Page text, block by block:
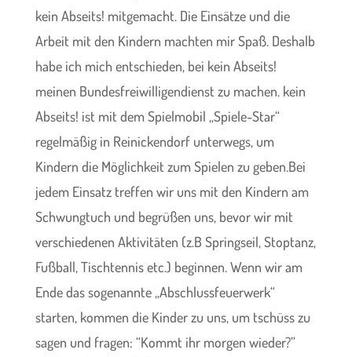
kein Abseits! mitgemacht. Die Einsätze und die
Arbeit mit den Kindern machten mir Spaß. Deshalb
habe ich mich entschieden, bei kein Abseits!
meinen Bundesfreiwilligendienst zu machen. kein
Abseits! ist mit dem Spielmobil „Spiele-Star“
regelmäßig in Reinickendorf unterwegs, um
Kindern die Möglichkeit zum Spielen zu geben.Bei
jedem Einsatz treffen wir uns mit den Kindern am
Schwungtuch und begrüßen uns, bevor wir mit
verschiedenen Aktivitäten (z.B Springseil, Stoptanz,
Fußball, Tischtennis etc.) beginnen. Wenn wir am
Ende das sogenannte „Abschlussfeuerwerk“
starten, kommen die Kinder zu uns, um tschüss zu
sagen und fragen: “Kommt ihr morgen wieder?”